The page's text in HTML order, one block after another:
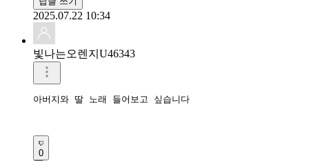
2025.07.22 10:34
빛나는오렌지U46343
아버지와 딸 노래 들어보고 싶습니다
0